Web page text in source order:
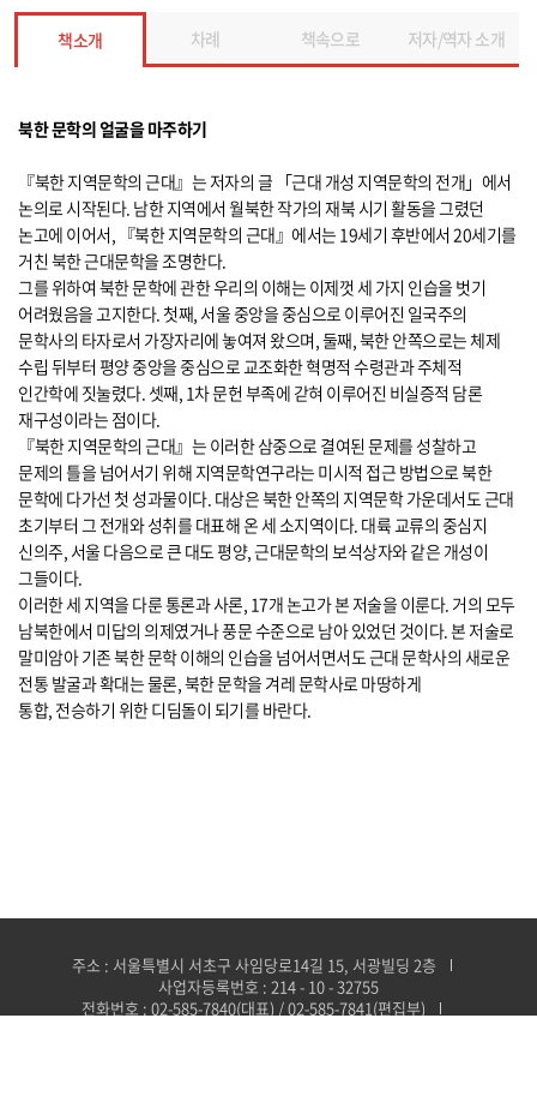
책소개 차례 책속으로 저자/역자 소개
북한 문학의 얼굴을 마주하기
『북한 지역문학의 근대』는 저자의 글 「근대 개성 지역문학의 전개」에서
논의로 시작된다. 남한 지역에서 월북한 작가의 재북 시기 활동을 그렸던
논고에 이어서, 『북한 지역문학의 근대』에서는 19세기 후반에서 20세기를
거친 북한 근대문학을 조명한다.
그를 위하여 북한 문학에 관한 우리의 이해는 이제껏 세 가지 인습을 벗기
어려웠음을 고지한다. 첫째, 서울 중앙을 중심으로 이루어진 일국주의
문학사의 타자로서 가장자리에 놓여져 왔으며, 둘째, 북한 안쪽으로는 체제
수립 뒤부터 평양 중앙을 중심으로 교조화한 혁명적 수령관과 주체적
인간학에 짓눌렸다. 셋째, 1차 문헌 부족에 갇혀 이루어진 비실증적 담론
재구성이라는 점이다.
『북한 지역문학의 근대』는 이러한 삼중으로 결여된 문제를 성찰하고
문제의 틀을 넘어서기 위해 지역문학연구라는 미시적 접근 방법으로 북한
문학에 다가선 첫 성과물이다. 대상은 북한 안쪽의 지역문학 가운데서도 근대
초기부터 그 전개와 성취를 대표해 온 세 소지역이다. 대륙 교류의 중심지
신의주, 서울 다음으로 큰 대도 평양, 근대문학의 보석상자와 같은 개성이
그들이다.
이러한 세 지역을 다룬 통론과 사론, 17개 논고가 본 저술을 이룬다. 거의 모두
남북한에서 미답의 의제였거나 풍문 수준으로 남아 있었던 것이다. 본 저술로
말미암아 기존 북한 문학 이해의 인습을 넘어서면서도 근대 문학사의 새로운
전통 발굴과 확대는 물론, 북한 문학을 겨레 문학사로 마땅하게
통합, 전승하기 위한 디딤돌이 되기를 바란다.
주소 : 서울특별시 서초구 사임당로14길 15, 서광빌딩 2층
사업자등록번호 : 214 - 10 - 32755
전화번호 : 02-585-7840(대표) / 02-585-7841(편집부)